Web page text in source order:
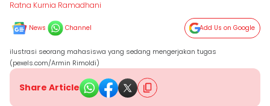
Ratna Kurnia Ramadhani
News Channel Add Us on Google
ilustrasi seorang mahasiswa yang sedang mengerjakan tugas
(pexels.com/Armin Rimoldi)
Share Article